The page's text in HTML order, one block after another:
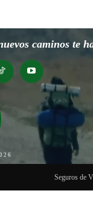
caminos te
Seguros de